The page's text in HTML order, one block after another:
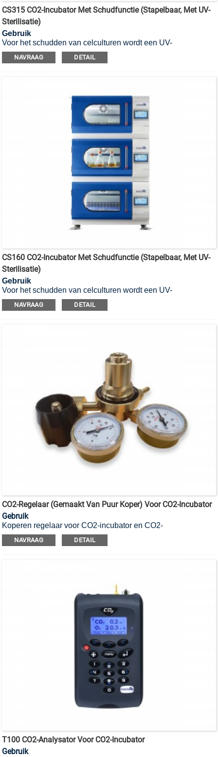
CS315 CO2-Incubator Met Schudfunctie (stapelbaar, Met UV-
Sterilisatie)
Gebruik
Voor het schudden van celculturen wordt een UV-
gesteriliseerde CO2-incubator met schudfunctie gebruikt.
NAVRAAG DETAIL
CS160 CO2-Incubator Met Schudfunctie (stapelbaar, Met UV-
Sterilisatie)
Gebruik
Voor het schudden van celculturen wordt een UV-
gesteriliseerde CO2-incubator met schudfunctie gebruikt.
NAVRAAG DETAIL
CO2-Regelaar (gemaakt Van Puur Koper) Voor CO2-Incubator
Gebruik
Koperen regelaar voor CO2-incubator en CO2-
incubatorschudder.
NAVRAAG DETAIL
T100 CO2-Analysator Voor CO2-Incubator
Gebruik